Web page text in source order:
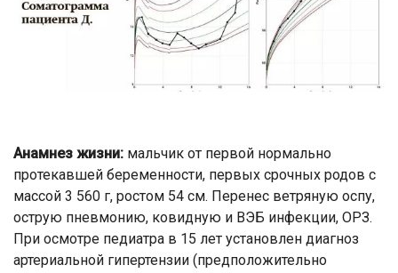
Анамнез жизни: мальчик от первой нормально
протекавшей беременности, первых срочных родов с
массой 3 560 г, ростом 54 см. Перенес ветряную оспу,
острую пневмонию, ковидную и ВЭБ инфекции, ОРЗ.
При осмотре педиатра в 15 лет установлен диагноз
артериальной гипертензии (предположительно